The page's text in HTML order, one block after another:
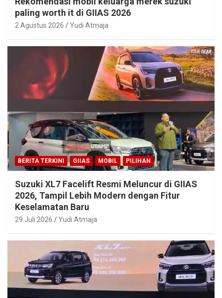
paling worth it di GIIAS 2026
2 Agustus 2026 Yudi Atmaja
BERITA TERKINI GIIAS MOBIL PILIHAN
Suzuki XL7 Facelift Resmi Meluncur di GIIAS
2026, Tampil Lebih Modern dengan Fitur
Keselamatan Baru
29 Juli 2026 Yudi Atmaja